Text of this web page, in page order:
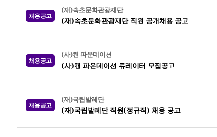
채용공고
(재)속초문화관광재단
(재)속초문화관광재단 직원 공개채용 공고
채용공고
(사)캔 파운데이션
(사)캔 파운데이션 큐레이터 모집공고
채용공고
(재)국립발레단
(재)국립발레단 직원(정규직) 채용 공고